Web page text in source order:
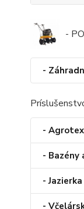
-
-
-
- Bazény
-
-